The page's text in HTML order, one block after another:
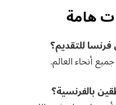
هامة
للتقديم؟
أنحاء العالم.
بالفرنسية؟